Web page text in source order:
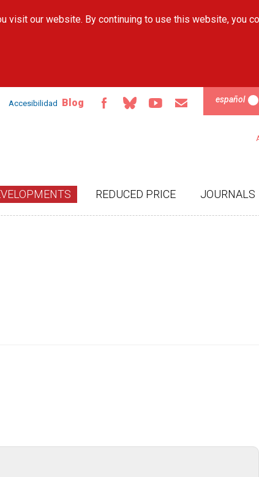
main
our website. By continuing to use this website, you
Accesibilidad Blog español
REDUCED PRICE JOURNALS